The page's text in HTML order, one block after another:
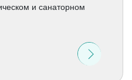
и санаторном